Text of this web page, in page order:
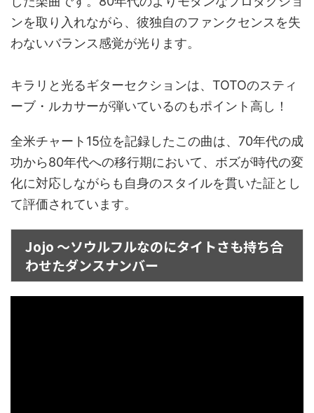
ンを取り入れながら、彼独自のファンクセンスを失
わないバランス感覚が光ります。
キラリと光るギターセクションは、TOTOのスティ
ーブ・ルカサーが弾いているのもポイント高し！
全米チャート15位を記録したこの曲は、70年代の成
功から80年代への移行期において、ボズが時代の変
化に対応しながらも自身のスタイルを貫いた証とし
て評価されています。
Jojo ～ソウルフルなのにタイトさも持ち合
わせたダンスナンバー